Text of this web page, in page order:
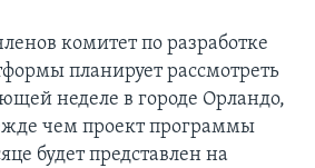
комитет по разработке
планирует рассмотреть
неделе в городе Орландо,
чем проект программы
будет представлен на